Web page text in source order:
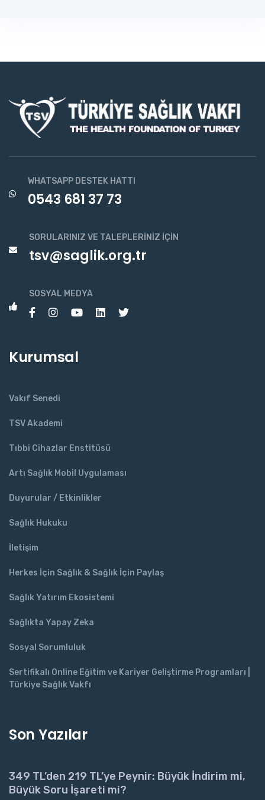
WHATSAPP DESTEK HATTI
0543 681 37 73
SORULARINIZ VE TALEPLERINIZ İÇIN
tsv@saglik.org.tr
SOSYAL MEDYA
Kurumsal
Vakıf Senedi
TSV Akademi
Tıbbi Cihazlar Enstitüsü
Artı Sağlık Mobil Uygulaması
Duyurular / Etkinlikler
Sağlık Hukuku
İletişim
Herkes İçin Sağlık & Sağlık İçin Paylaş
Sağlık Yatırım Ekosistemi
Sağlıkta Yapay Zeka
Sosyal Sorumluluk
Sertifikalı Online Eğitim ve Kariyer Geliştirme Programları |
Türkiye Sağlık Vakfı
Son Yazılar
349 TL’den 219 TL’ye Peynir: Büyük İndirim mi,
Büyük Soru İşareti mi?